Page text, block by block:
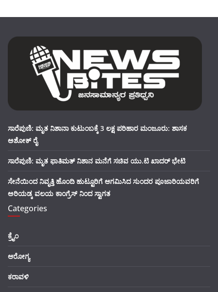
ಸಾರೆಪುಣಿ: ಮೃತ ನಿಶಾನಾ ಕುಟುಂಬಕ್ಕೆ 3 ಲಕ್ಷ ಪರಿಹಾರ ಮಂಜೂರು: ಶಾಸಕ
ಅಶೋಕ್ ರೈ
ಸಾರೆಪುಣಿ: ಮೃತ ಫಾತಿಮತ್ ನಿಶಾನ ಮನೆಗೆ ಸಚಿವ ಯು.ಟಿ ಖಾದರ್ ಭೇಟಿ
ಸೇನೆಯಿಂದ ನಿವೃತ್ತಿ ಹೊಂದಿ ಹುಟ್ಟೂರಿಗೆ ಆಗಮಿಸಿದ ಸುಂದರ ಪೂಜಾರಿಯವರಿಗೆ
ಅರಿಯಡ್ಕ ವಲಯ ಕಾಂಗ್ರೆಸ್ ನಿಂದ ಸ್ವಾಗತ
Categories
ಕ್ರೈಂ
ಆರೋಗ್ಯ
ಕರಾವಳಿ